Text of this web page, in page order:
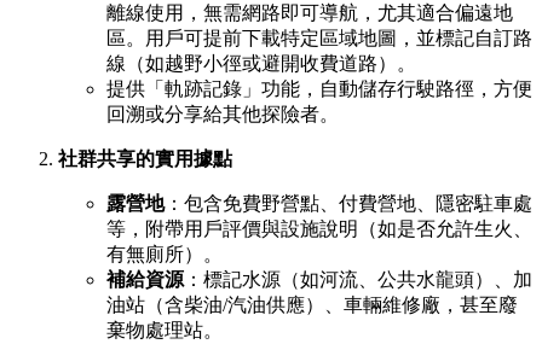
離線使用，無需網路即可導航，尤其適合偏遠地
區。用戶可提前下載特定區域地圖，並標記自訂路
線（如越野小徑或避開收費道路）。
提供「軌跡記錄」功能，自動儲存行駛路徑，方便
回溯或分享給其他探險者。
社群共享的實用據點
露營地：包含免費野營點、付費營地、隱密駐車處
等，附帶用戶評價與設施說明（如是否允許生火、
有無廁所）。
補給資源 ：標記水源（如河流、公共水龍頭）、加
油站（含柴油/汽油供應）、車輛維修廠，甚至廢
棄物處理站。